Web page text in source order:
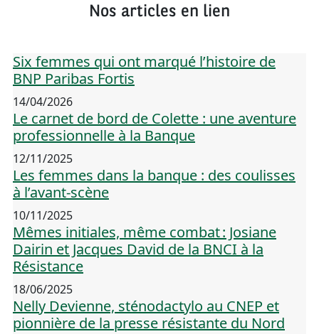
Nos articles en lien
Six femmes qui ont marqué l’histoire de
BNP Paribas Fortis
14/04/2026
Le carnet de bord de Colette : une aventure
professionnelle à la Banque
12/11/2025
Les femmes dans la banque : des coulisses
à l’avant-scène
10/11/2025
Mêmes initiales, même combat : Josiane
Dairin et Jacques David de la BNCI à la
Résistance
18/06/2025
Nelly Devienne, sténodactylo au CNEP et
pionnière de la presse résistante du Nord